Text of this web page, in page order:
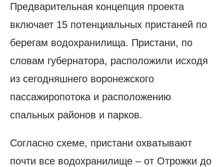
Предварительная концепция проекта
включает 15 потенциальных пристаней по
берегам водохранилища. Пристани, по
словам губернатора, расположили исходя
из сегодняшнего воронежского
пассажиропотока и расположению
спальных районов и парков.
Согласно схеме, пристани охватывают
почти все водохранилище – от Отрожки до